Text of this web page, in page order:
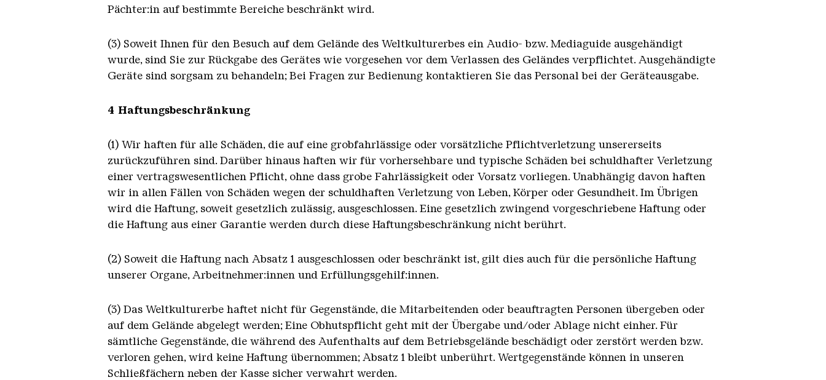
Pächter:in auf bestimmte Bereiche beschränkt wird.
(3) Soweit Ihnen für den Besuch auf dem Gelände des Weltkulturerbes ein Audio- bzw. Mediaguide ausgehändigt
wurde, sind Sie zur Rückgabe des Gerätes wie vorgesehen vor dem Verlassen des Geländes verpflichtet. Ausgehändigte
Geräte sind sorgsam zu behandeln; Bei Fragen zur Bedienung kontaktieren Sie das Personal bei der Geräteausgabe.
4 Haftungsbeschränkung
(1) Wir haften für alle Schäden, die auf eine grobfahrlässige oder vorsätzliche Pflichtverletzung unsererseits
zurückzuführen sind. Darüber hinaus haften wir für vorhersehbare und typische Schäden bei schuldhafter Verletzung
einer vertragswesentlichen Pflicht, ohne dass grobe Fahrlässigkeit oder Vorsatz vorliegen. Unabhängig davon haften
wir in allen Fällen von Schäden wegen der schuldhaften Verletzung von Leben, Körper oder Gesundheit. Im Übrigen
wird die Haftung, soweit gesetzlich zulässig, ausgeschlossen. Eine gesetzlich zwingend vorgeschriebene Haftung oder
die Haftung aus einer Garantie werden durch diese Haftungsbeschränkung nicht berührt.
(2) Soweit die Haftung nach Absatz 1 ausgeschlossen oder beschränkt ist, gilt dies auch für die persönliche Haftung
unserer Organe, Arbeitnehmer:innen und Erfüllungsgehilf:innen.
(3) Das Weltkulturerbe haftet nicht für Gegenstände, die Mitarbeitenden oder beauftragten Personen übergeben oder
auf dem Gelände abgelegt werden; Eine Obhutspflicht geht mit der Übergabe und/oder Ablage nicht einher. Für
sämtliche Gegenstände, die während des Aufenthalts auf dem Betriebsgelände beschädigt oder zerstört werden bzw.
verloren gehen, wird keine Haftung übernommen; Absatz 1 bleibt unberührt. Wertgegenstände können in unseren
Schließfächern neben der Kasse sicher verwahrt werden.